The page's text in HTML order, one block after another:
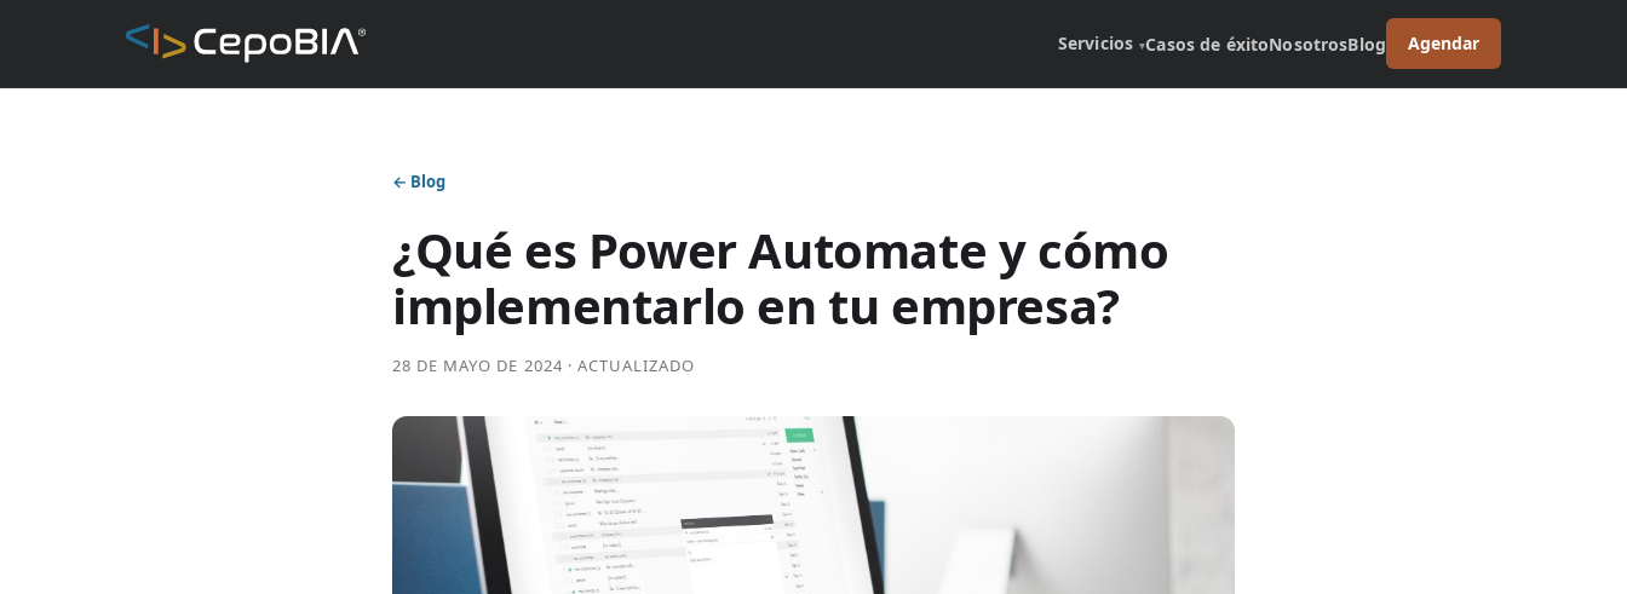
Servicios ▾Casos de éxitoNosotrosBlog Agendar
← Blog
¿Qué es Power Automate y cómo
implementarlo en tu empresa?
28 DE MAYO DE 2024 · ACTUALIZADO